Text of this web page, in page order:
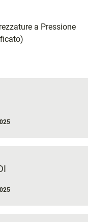
a Pressione